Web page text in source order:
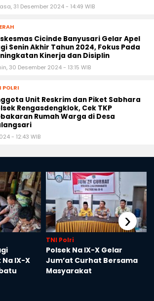
31 Desember 2024 - 14:49 WIB
Cicinde Banyusari Gelar Apel
Senin Akhir Tahun 2024, Fokus Pada
Kinerja dan Disiplin
30 Desember 2024 - 13:15 WIB
POLRI
Unit Reskrim dan Piket Sabhara
Rengasdengklok, Cek TKP
Rumah Warga di Desa
- 12:43 WIB
IX-X
TNI Polri
Polsek Na IX-X Gelar
Jum’at Curhat Bersama
Masyarakat
›